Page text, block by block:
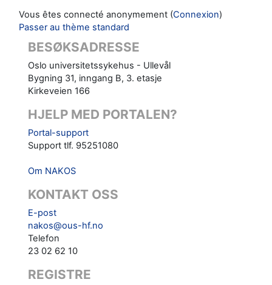
Vous êtes connecté anonymement (Connexion)
Passer au thème standard
BESØKSADRESSE
Oslo universitetssykehus - Ullevål
Bygning 31, inngang B, 3. etasje
Kirkeveien 166
HJELP MED PORTALEN?
Portal-support
Support tlf. 95251080
Om NAKOS
KONTAKT OSS
E-post
nakos@ous-hf.no
Telefon
23 02 62 10
REGISTRE